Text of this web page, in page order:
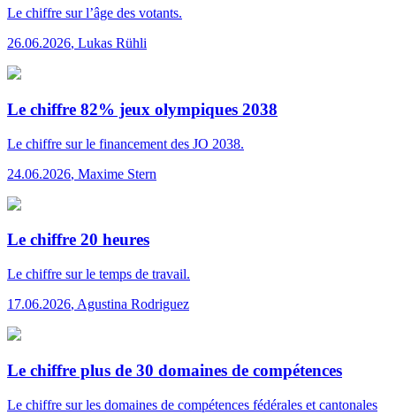
Le chiffre sur l’âge des votants.
26.06.2026, Lukas Rühli
Le chiffre 82% jeux olympiques 2038
Le chiffre sur le financement des JO 2038.
24.06.2026, Maxime Stern
Le chiffre 20 heures
Le chiffre sur le temps de travail.
17.06.2026, Agustina Rodriguez
Le chiffre plus de 30 domaines de compétences
Le chiffre sur les domaines de compétences fédérales et cantonales